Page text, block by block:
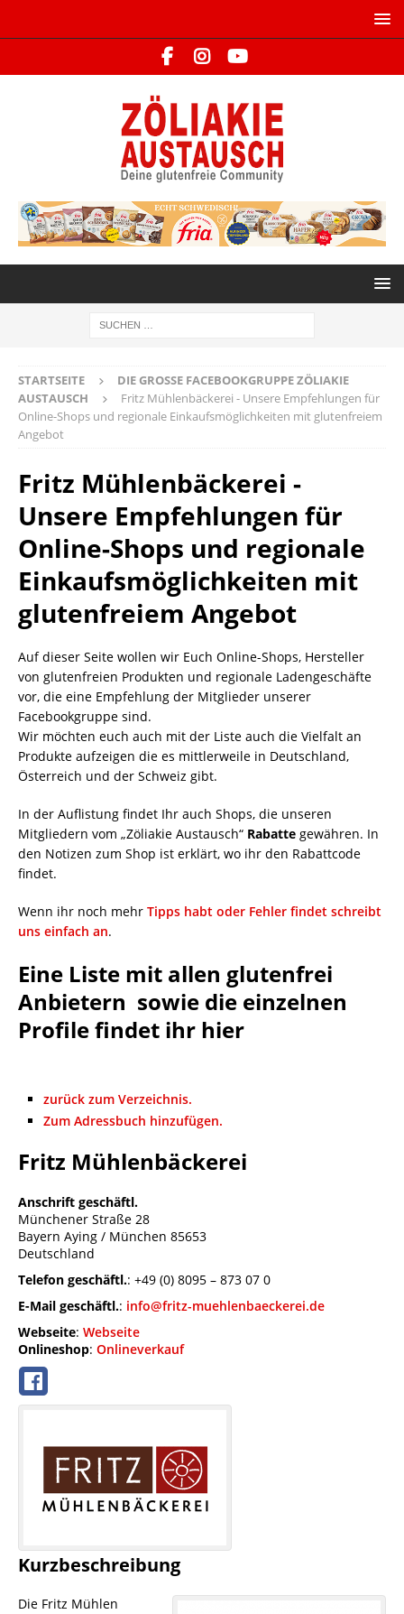
STARTSEITE
DIE GROSSE FACEBOOKGRUPPE ZÖLIAKIE A
USTAUSCH
Fritz Mühlenbäckerei - Unsere Empfehlungen für
Online-Shops und regionale Einkaufsmöglichkeiten mit glutenfreiem
Angebot
Fritz Mühlenbäckerei -
Unsere Empfehlungen für
Online-Shops und regionale
Einkaufsmöglichkeiten mit
glutenfreiem Angebot
Auf dieser Seite wollen wir Euch Online-Shops, Hersteller
von glutenfreien Produkten und regionale Ladengeschäfte
vor, die eine Empfehlung der Mitglieder unserer
Facebookgruppe sind.
Wir möchten euch auch mit der Liste auch die Vielfalt an
Produkte aufzeigen die es mittlerweile in Deutschland,
Österreich und der Schweiz gibt.
In der Auflistung findet Ihr auch Shops, die unseren
Mitgliedern vom „Zöliakie Austausch“ Rabatte gewähren. In
den Notizen zum Shop ist erklärt, wo ihr den Rabattcode
findet.
Wenn ihr noch mehr Tipps habt oder Fehler findet schreibt
uns einfach an.
Eine Liste mit allen glutenfrei
Anbietern sowie die einzelnen
Profile findet ihr hier
zurück zum Verzeichnis.
Zum Adressbuch hinzufügen.
Fritz Mühlenbäckerei
Anschrift geschäftl.
Münchener Straße 28
Bayern Aying / München 85653
Deutschland
Telefon geschäftl.: +49 (0) 8095 – 873 07 0
E-Mail geschäftl.: info@fritz-muehlenbaeckerei.de
Webseite: Webseite
Onlineshop: Onlineverkauf
Kurzbeschreibung
Die Fritz Mühlen